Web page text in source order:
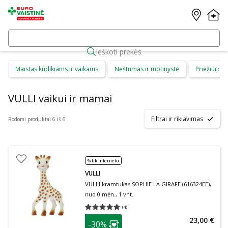
Ieškoti prekės
Maistas kūdikiams ir vaikams Nėštumas ir motinystė Priežiūros
VULLI vaikui ir mamai
Rodomi produktai 6 iš 6 Filtrai ir rikiavimas
% tik internetu
VULLI
VULLI kramtukas SOPHIE LA GIRAFE (616324EE),
nuo 0 mėn., 1 vnt.
(4)
Vidutinis įvertinimas 5.00
patarimas
-30% 23,00 €